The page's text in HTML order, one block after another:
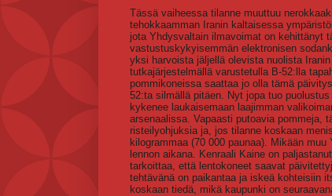
Tässä vaiheessa tilanne muuttuu
tehokkaamman Iranin kaltaisessa
jota Yhdysvaltain ilmavoimat on kehittänyt
vastustuskykyisemmän elektronisen
yksi harvoista jäljellä olevista nuolista
tutkajärjestelmällä varustetulla B-52:lla
pommikoneissa saattaa jo olla tämä
52:ta silmällä pitäen. Nyt jopa tuo
kykenee laukaisemaan laajimman
arsenaalissa. Vapaasti putoavia pommeja,
risteilyohjuksia ja, jos tilanne koskaan
kilogrammaa (70 000 paunaa). Mikään
lennon aikana. Kenraali Kaine on
tarkoittaa, että lentokoneet saavat
tehtävänä on paikantaa ja iskeä kohteisiin
koskaan tiedä, mikä kaupunki on